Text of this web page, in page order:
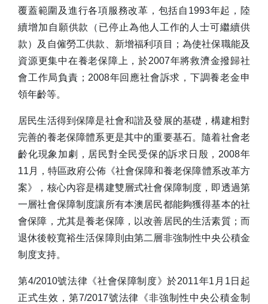
覆蓋範圍及進行各項服務改革，包括自1993年起，陸
續增加自願供款（已停止為他人工作的人士可繼續供
款）及自僱勞工供款、新增福利項目；為使社保職能及
資源更集中在養老保障上，於2007年將救濟金撥歸社
會工作局負責；2008年回應社會訴求，下調養老金申
領年齡等。
居民生活得到保障是社會和諧及發展的基礎，構建相對
完善的養老保障體系更是其中的重要基石。隨着社會老
齡化現象加劇，居民對全民受保的訴求日殷，2008年
11月，特區政府公佈《社會保障和養老保障體系改革方
案》，核心內容是構建雙層式社會保障制度，即透過第
一層社會保障制度讓所有本澳居民都能夠獲得基本的社
會保障，尤其是養老保障，以改善居民的生活素質；而
退休後較寬裕生活保障則由第二層非強制性中央公積金
制度支持。
第4/2010號法律《社會保障制度》於2011年1月1日起
正式生效，第7/2017號法律《非強制性中央公積金制